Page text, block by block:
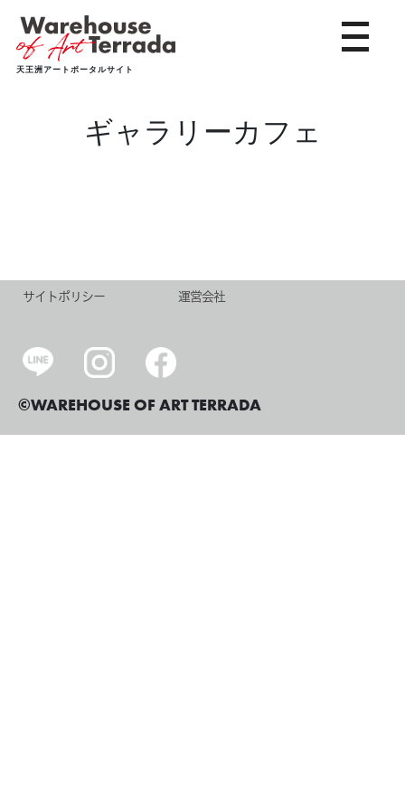
天王洲アートポータルサイト
toggle
ギャラリーカフェ
サイトポリシー 運営会社
©WAREHOUSE OF ART TERRADA